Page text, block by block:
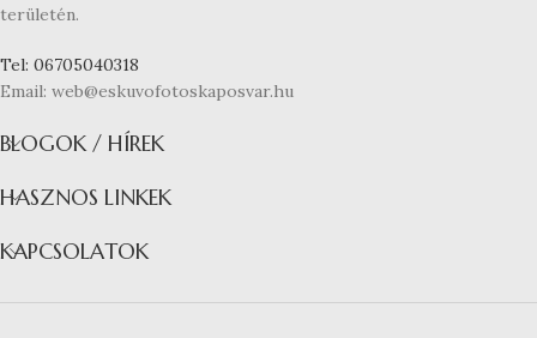
területén.
Tel: 06705040318
Email: web@eskuvofotoskaposvar.hu
BLOGOK / HÍREK
HASZNOS LINKEK
KAPCSOLATOK